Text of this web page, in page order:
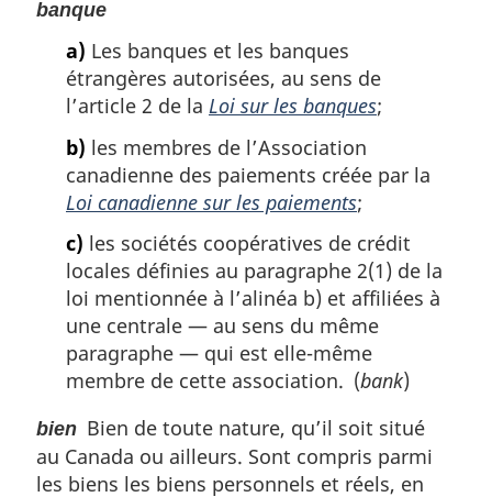
banque
a) Les banques et les banques
étrangères autorisées, au sens de
l’article 2 de la Loi sur les banques;
b) les membres de l’Association
canadienne des paiements créée par la
Loi canadienne sur les paiements;
c) les sociétés coopératives de crédit
locales définies au paragraphe 2(1) de la
loi mentionnée à l’alinéa b) et affiliées à
une centrale — au sens du même
paragraphe — qui est elle-même
membre de cette association. (bank)
bien Bien de toute nature, qu’il soit situé
au Canada ou ailleurs. Sont compris parmi
les biens les biens personnels et réels, en